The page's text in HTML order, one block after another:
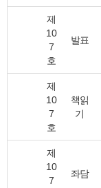
제
10
7
호
발표
제
10
7
호
책읽
기
제
10
7
좌담